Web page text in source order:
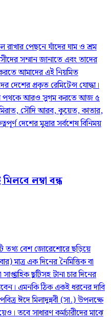
রাখার পেছনে যাঁদের ঘাম ও শ্রম
সম্মান জানাতে এবং তাদের
আমাদের এই নিয়মিত
দেশের প্রকৃত রেমিটেন্স যোদ্ধা।
পথকে আরও সুগম করতে আজ ৫
সৌদি আরব, কুয়েত, কাতার,
দেশের মুদ্রার সর্বশেষ বিনিময়
লম্বা বন্ধ
তথ্য বেশ জোরেশোরে ছড়িয়ে
মাত্র এক দিনের নৈমিত্তিক বা
ছুটিসহ টানা চার দিনের
এমনকি ঠিক একই ধরনের দাবি
ঈদে মিলাদুন্নবী (সা.) উপলক্ষে
তবে সাধারণ কর্মচারীদের মাঝে